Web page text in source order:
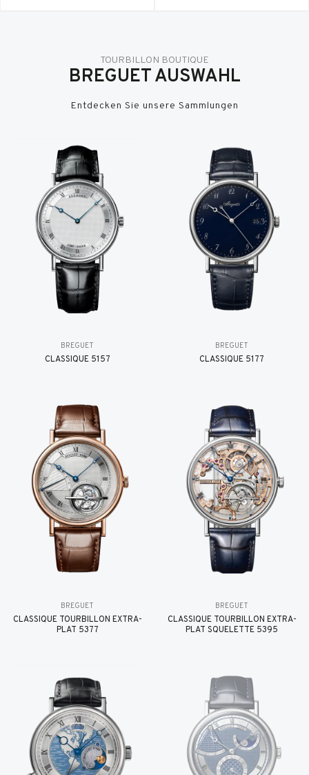
TOURBILLON BOUTIQUE
BREGUET AUSWAHL
Entdecken Sie unsere Sammlungen
BREGUET
CLASSIQUE 5157
BREGUET
CLASSIQUE 5177
BREGUET
CLASSIQUE TOURBILLON EXTRA-
PLAT 5377
BREGUET
CLASSIQUE TOURBILLON EXTRA-
PLAT SQUELETTE 5395